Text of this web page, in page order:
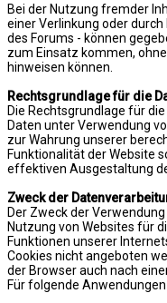
Bei der Nutzung fremder
einer Verlinkung oder
des Forums - können
zum Einsatz kommen,
hinweisen können.
Rechtsgrundlage für die
Die Rechtsgrundlage für
Daten unter Verwendung
zur Wahrung unserer
Funktionalität der Website
effektiven Ausgestaltung
Zweck der
Der Zweck der
Nutzung von Websites für
Funktionen unserer
Cookies nicht angeboten
der Browser auch nach
Für folgende